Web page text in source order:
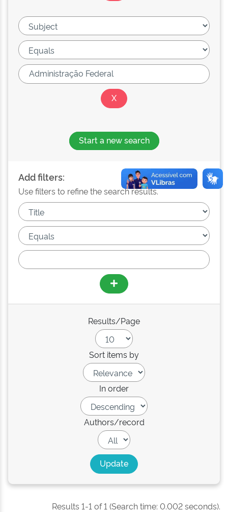
Start a new search
Add filters:
Use filters to refine the search results.
Results/Page
Sort items by
In order
Authors/record
Results 1-1 of 1 (Search time: 0.002 seconds).